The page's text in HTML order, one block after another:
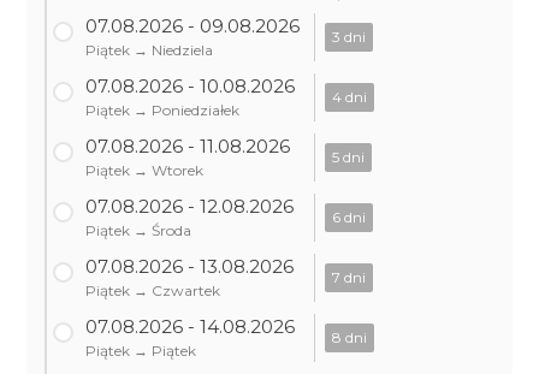
07.08.2026 - 09.08.2026
Piątek → Niedziela
3 dni
07.08.2026 - 10.08.2026
Piątek → Poniedziałek
4 dni
07.08.2026 - 11.08.2026
Piątek → Wtorek
5 dni
07.08.2026 - 12.08.2026
Piątek → Środa
6 dni
07.08.2026 - 13.08.2026
Piątek → Czwartek
7 dni
07.08.2026 - 14.08.2026
Piątek → Piątek
8 dni